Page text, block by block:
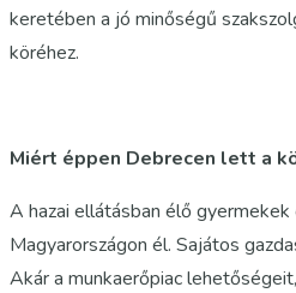
keretében a jó minőségű
köréhez.
Miért éppen Debrecen lett a
A hazai ellátásban élő
Magyarországon él. Sajátos
Akár a munkaerőpiac